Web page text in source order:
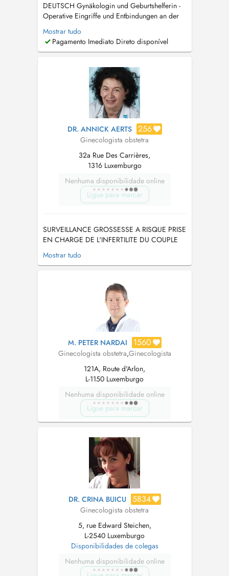
DEUTSCH Gynäkologin und Geburtshelferin -
Operative Eingriffe und Entbindungen an der
Clinique Bohler - Hôpitaux Robert Schuman
Wichtige Hinweise zur Terminvereinbarung:
Für neue schwangere Patientinnen: Bitte keine
vorherige telefonische Rücksprache ist e...
Mostrar tudo
Pagamento Imediato Direto disponível
DR. ANNICK AERTS 256
Ginecologista obstetra
32a Rue Des Carrières,
1316 Luxemburgo
Nenhuma disponibilidade online
Ligue para marcar
SURVEILLANCE GROSSESSE A RISQUE PRISE
EN CHARGE DE L'INFERTILITE DU COUPLE
TRAITEMENT FIV CHIRURGIE
GYNECOLOGIQUE ABDOMINALE -
GYNECOLOGIQUE ET MALADIES
MAMMAIRES Les rendez-vous non respectés et
non annulés 24H avant par Doctena ou par
Mostrar tudo
M. PETER NARDAI 1560
Ginecologista obstetra,Ginecologista
121A, Route d'Arlon,
L-1150 Luxemburgo
Nenhuma disponibilidade online
Ligue para marcar
DR. CRINA BUICU 5834
Ginecologista obstetra
5, rue Edward Steichen,
L-2540 Luxemburgo
Disponibilidades de colegas
Nenhuma disponibilidade online